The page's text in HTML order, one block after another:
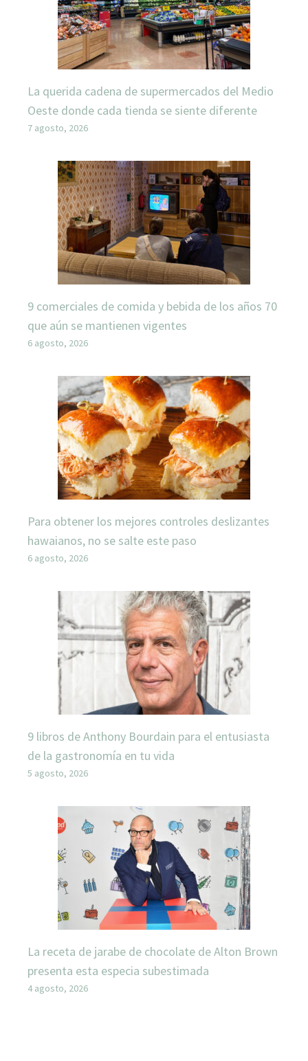
La querida cadena de supermercados del Medio
Oeste donde cada tienda se siente diferente
7 agosto, 2026
9 comerciales de comida y bebida de los años 70
que aún se mantienen vigentes
6 agosto, 2026
Para obtener los mejores controles deslizantes
hawaianos, no se salte este paso
6 agosto, 2026
9 libros de Anthony Bourdain para el entusiasta
de la gastronomía en tu vida
5 agosto, 2026
La receta de jarabe de chocolate de Alton Brown
presenta esta especia subestimada
4 agosto, 2026